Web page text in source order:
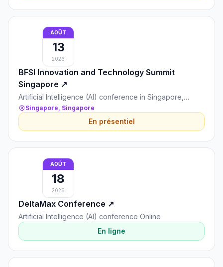
AOÛT
13
2026
BFSI Innovation and Technology Summit
Singapore ↗
Artificial Intelligence (AI) conference in Singapore,
Singapore
Singapore, Singapore
En présentiel
AOÛT
18
2026
DeltaMax Conference ↗
Artificial Intelligence (AI) conference Online
En ligne